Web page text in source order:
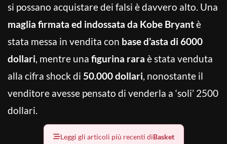
si possano acquistare dei falsi è davvero alto. Una
maglia firmata ed indossata da Kobe Bryantè
stata messa in vendita con base d’asta di 6000
dollari, mentre una figurina rara è stata venduta
alla cifra shock di 50.000 dollari, nonostante il
venditore avesse pensato di venderla a ‘soli’ 2500
dollari.
Leggi gli articoli più recenti diBasket